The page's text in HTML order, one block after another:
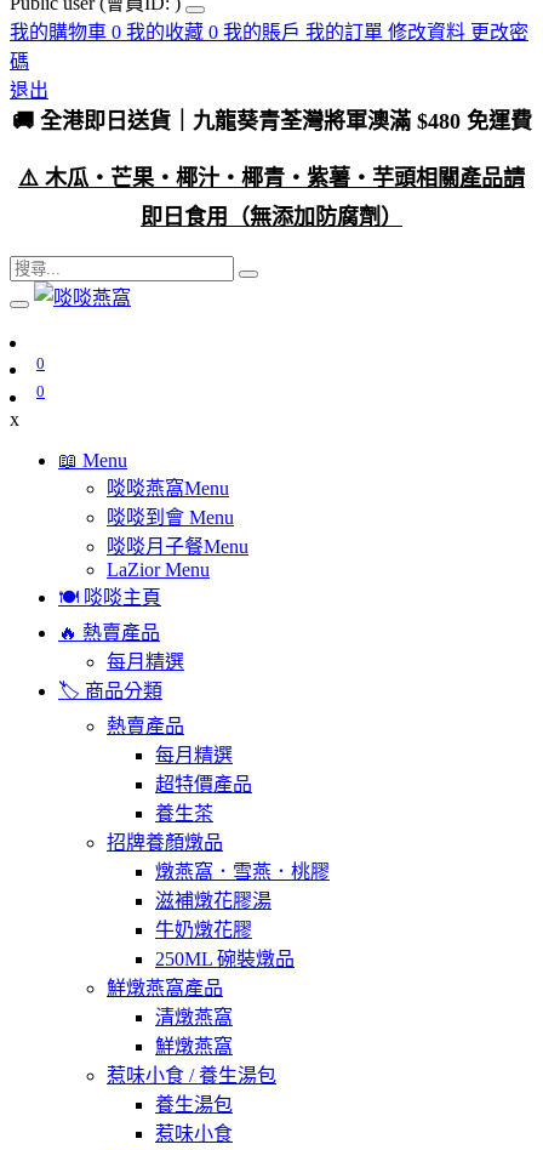
我的購物車 0 我的收藏 0 我的賬戶 我的訂單 修改資料 更改密
碼
退出
🚚 全港即日送貨｜九龍葵青荃灣將軍澳滿 $480 免運費
⚠️ 木瓜・芒果・椰汁・椰青・紫薯・芋頭相關產品請
即日食用（無添加防腐劑）
0
0
x
📖 Menu
啖啖燕窩Menu
啖啖到會 Menu
啖啖月子餐Menu
LaZior Menu
🍽️ 啖啖主頁
🔥 熱賣產品
每月精選
🏷️ 商品分類
熱賣產品
每月精選
超特價產品
養生茶
招牌養顏燉品
燉燕窩．雪燕．桃膠
滋補燉花膠湯
牛奶燉花膠
250ML 碗裝燉品
鮮燉燕窩產品
清燉燕窩
鮮燉燕窩
惹味小食 / 養生湯包
養生湯包
惹味小食